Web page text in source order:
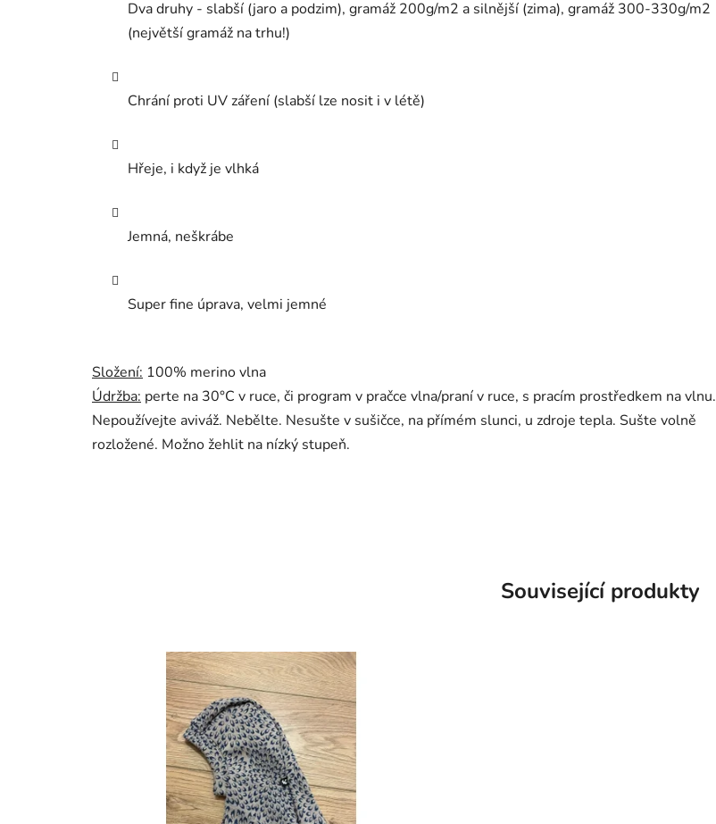
Dva druhy - slabší (jaro a podzim), gramáž 200g/m2 a silnější (zima), gramáž 300-330g/m2
(největší gramáž na trhu!)
Chrání proti UV záření (slabší lze nosit i v létě)
Hřeje, i když je vlhká
Jemná, neškrábe
Super fine úprava, velmi jemné
Složení: 100% merino vlna
Údržba: perte na 30°C v ruce, či program v pračce vlna/praní v ruce, s pracím prostředkem na vlnu.
Nepoužívejte aviváž. Nebělte. Nesušte v sušičce, na přímém slunci, u zdroje tepla. Sušte volně
rozložené. Možno žehlit na nízký stupeň.
Související produkty